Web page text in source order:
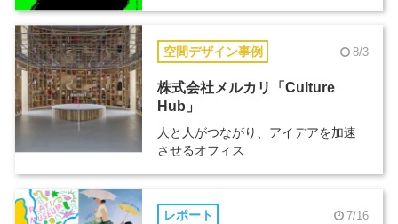
空間デザイン事例 8/3
株式会社メルカリ「Culture
Hub」
人と人がつながり、アイデアを加速
させるオフィス
レポート 7/16